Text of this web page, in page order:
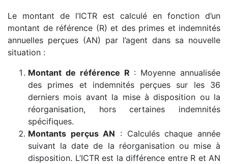
Le montant de l’ICTR est calculé en fonction d’un
montant de référence (R) et des primes et indemnités
annuelles perçues (AN) par l’agent dans sa nouvelle
situation :
Montant de référence R : Moyenne annualisée
des primes et indemnités perçues sur les 36
derniers mois avant la mise à disposition ou la
réorganisation, hors certaines indemnités
spécifiques.
Montants perçus AN : Calculés chaque année
suivant la date de la réorganisation ou mise à
disposition. L’ICTR est la différence entre R et AN